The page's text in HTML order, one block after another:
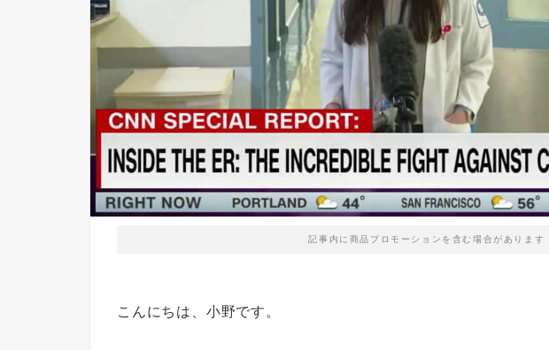
記事内に商品プロモーションを含む場合があります
こんにちは、小野です。